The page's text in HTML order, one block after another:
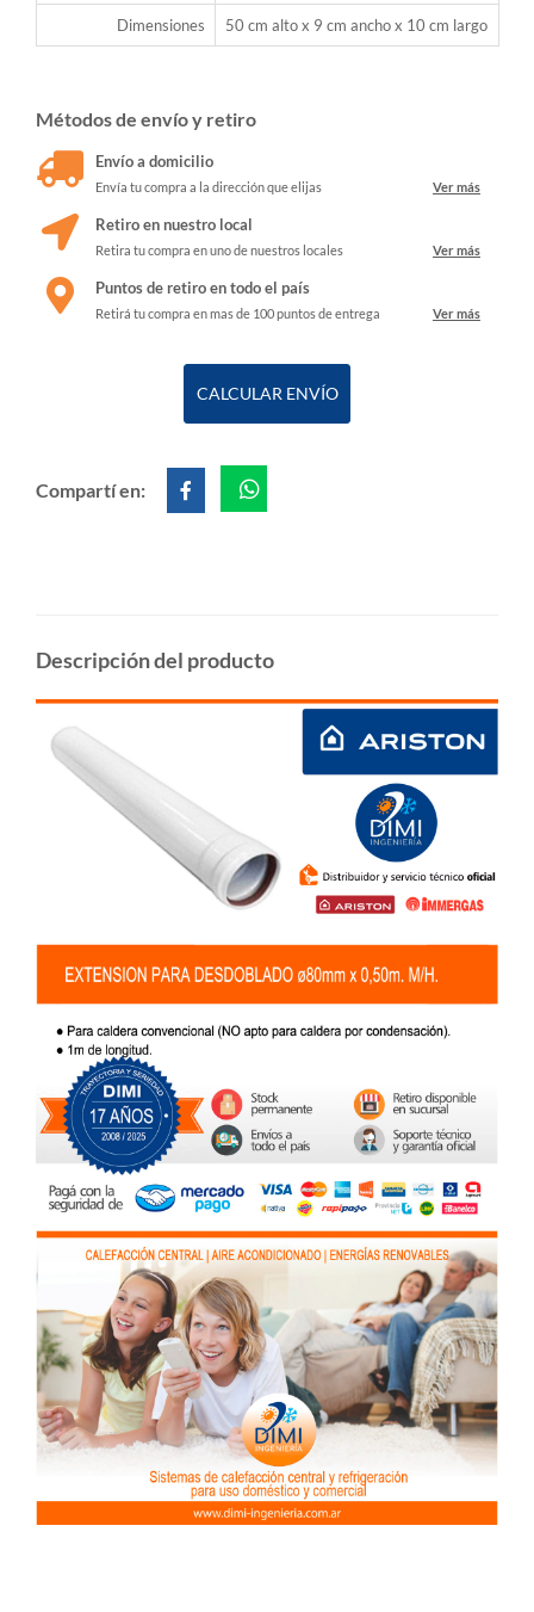
Dimensiones 50 cm alto x 9 cm ancho x 10 cm largo
Métodos de envío y retiro
Envío a domicilio
Envía tu compra a la dirección que elijas Ver más
Retiro en nuestro local
Retira tu compra en uno de nuestros locales Ver más
Puntos de retiro en todo el país
Retirá tu compra en mas de 100 puntos de entrega Ver más
CALCULAR ENVÍO
Compartí en:
Descripción del producto